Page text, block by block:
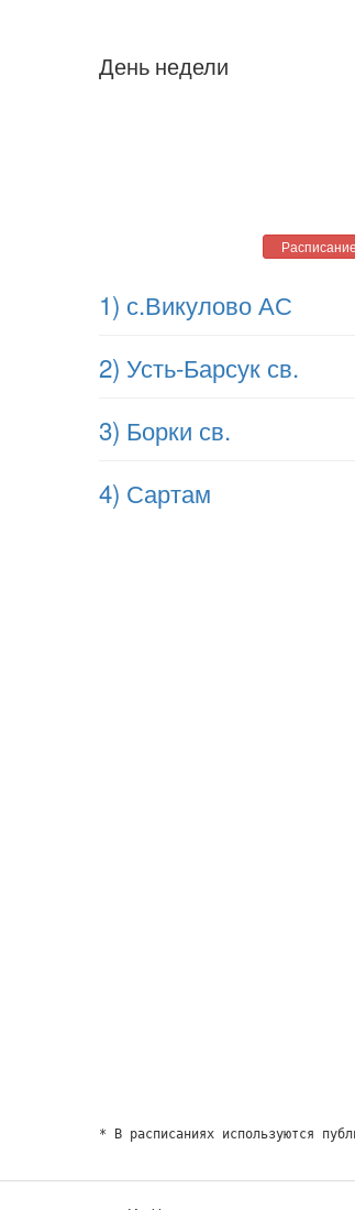
День недели
1) с.Викулово АС
2) Усть-Барсук св.
3) Борки св.
4) Сартам
* В расписаниях используются